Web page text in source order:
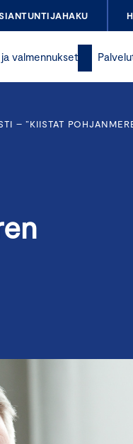
valmennukset
– ”KIISTAT